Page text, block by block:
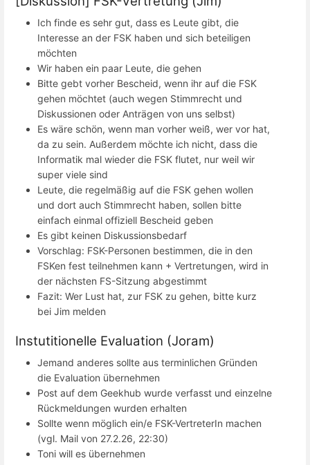
Ich finde es sehr gut, dass es Leute gibt, die
Interesse an der FSK haben und sich beteiligen
möchten
Wir haben ein paar Leute, die gehen
Bitte gebt vorher Bescheid, wenn ihr auf die FSK
gehen möchtet (auch wegen Stimmrecht und
Diskussionen oder Anträgen von uns selbst)
Es wäre schön, wenn man vorher weiß, wer vor hat,
da zu sein. Außerdem möchte ich nicht, dass die
Informatik mal wieder die FSK flutet, nur weil wir
super viele sind
Leute, die regelmäßig auf die FSK gehen wollen
und dort auch Stimmrecht haben, sollen bitte
einfach einmal offiziell Bescheid geben
Es gibt keinen Diskussionsbedarf
Vorschlag: FSK-Personen bestimmen, die in den
FSKen fest teilnehmen kann + Vertretungen, wird in
der nächsten FS-Sitzung abgestimmt
Fazit: Wer Lust hat, zur FSK zu gehen, bitte kurz
bei Jim melden
Instutitionelle Evaluation (Joram)
Jemand anderes sollte aus terminlichen Gründen
die Evaluation übernehmen
Post auf dem Geekhub wurde verfasst und einzelne
Rückmeldungen wurden erhalten
Sollte wenn möglich ein/e FSK-VertreterIn machen
(vgl. Mail von 27.2.26, 22:30)
Toni will es übernehmen